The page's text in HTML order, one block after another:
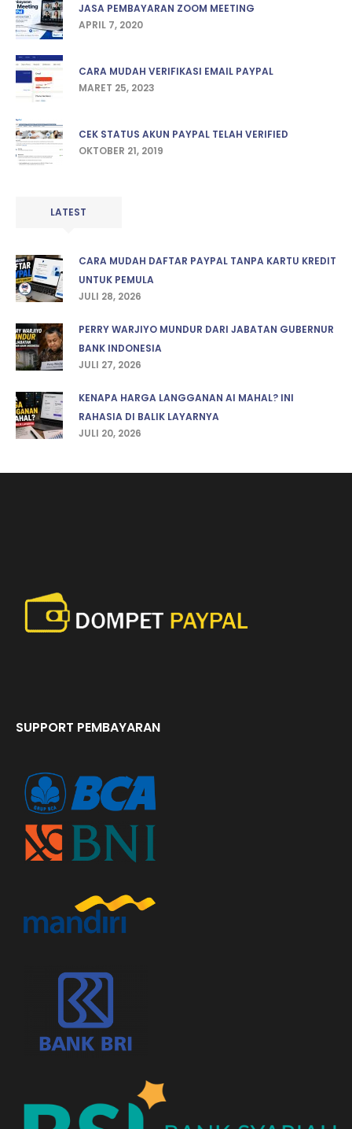
JASA PEMBAYARAN ZOOM MEETING
APRIL 7, 2020
CARA MUDAH VERIFIKASI EMAIL PAYPAL
MARET 25, 2023
CEK STATUS AKUN PAYPAL TELAH VERIFIED
OKTOBER 21, 2019
LATEST
CARA MUDAH DAFTAR PAYPAL TANPA KARTU KREDIT
UNTUK PEMULA
JULI 28, 2026
PERRY WARJIYO MUNDUR DARI JABATAN GUBERNUR
BANK INDONESIA
JULI 27, 2026
KENAPA HARGA LANGGANAN AI MAHAL? INI
RAHASIA DI BALIK LAYARNYA
JULI 20, 2026
SUPPORT PEMBAYARAN